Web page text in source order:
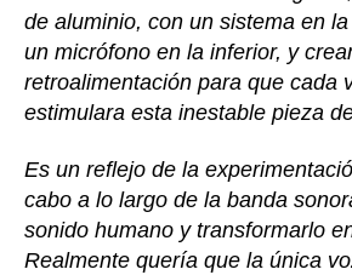
de aluminio, con un sistema en
un micrófono en la inferior, y
retroalimentación para que cada
estimulara esta inestable pieza
Es un reflejo de la
cabo a lo largo de la banda
sonido humano y transformarlo
Realmente quería que la única